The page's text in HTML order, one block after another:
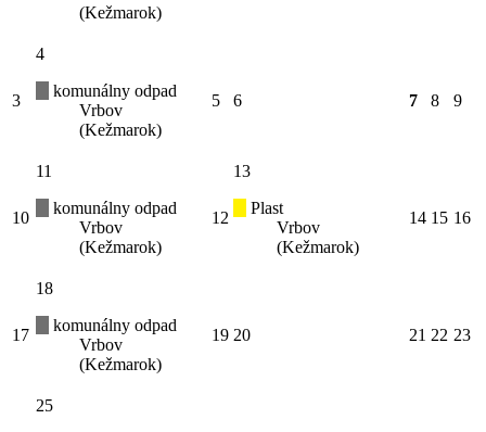
(Kežmarok)
3
4
komunálny odpad
Vrbov
(Kežmarok)
5 6 7 8 9
10
11
komunálny odpad
Vrbov
(Kežmarok)
12
13
Plast
Vrbov
(Kežmarok)
14 15 16
17
18
komunálny odpad
Vrbov
(Kežmarok)
19 20 21 22 23
25